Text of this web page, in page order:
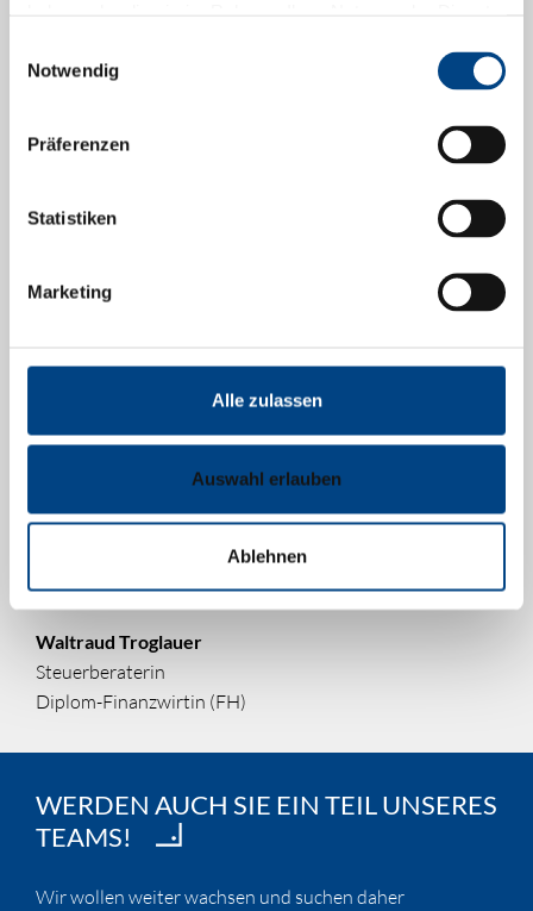
Notwendig
Präferenzen
Statistiken
Marketing
Alle zulassen
Auswahl erlauben
Ablehnen
erfahrene Steuerberaterin mit Rat und Tat zur Seite.
Waltraud Troglauer
Steuerberaterin
Diplom-Finanzwirtin (FH)
WERDEN AUCH SIE EIN TEIL UNSERES
TEAMS!
Wir wollen weiter wachsen und suchen daher